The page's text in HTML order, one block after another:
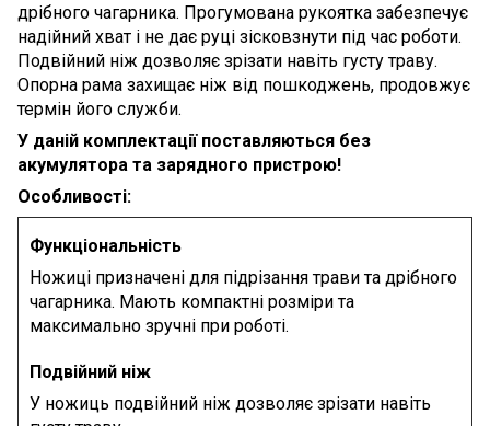
дрібного чагарника. Прогумована рукоятка забезпечує
надійний хват і не дає руці зісковзнути під час роботи.
Подвійний ніж дозволяє зрізати навіть густу траву.
Опорна рама захищає ніж від пошкоджень, продовжує
термін його служби.
У даній комплектації поставляються без
акумулятора та зарядного пристрою!
Особливості:
Функціональність
Ножиці призначені для підрізання трави та дрібного
чагарника. Мають компактні розміри та
максимально зручні при роботі.
Подвійний ніж
У ножиць подвійний ніж дозволяє зрізати навіть